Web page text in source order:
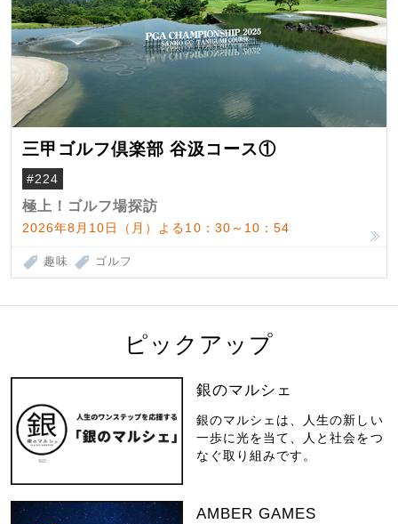
三甲ゴルフ倶楽部 谷汲コース①
#224
極上！ゴルフ場探訪
2026年8月10日（月）よる10：30～10：54
趣味 ゴルフ
ピックアップ
銀のマルシェ
銀のマルシェは、人生の新しい
一歩に光を当て、人と社会をつ
なぐ取り組みです。
AMBER GAMES